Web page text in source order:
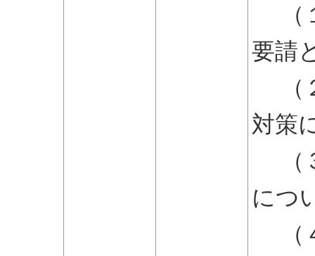
（
要請
（
対策
（
につ
（